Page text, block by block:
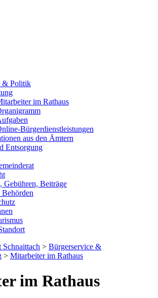
& Politik
im Rathaus
Bürgerdienstleistungen
aus den Ämtern
Entsorgung
Gebühren, Beiträge
Behörden
Schnaittach > Bürgerservice &
> Mitarbeiter im Rathaus
im Rathaus